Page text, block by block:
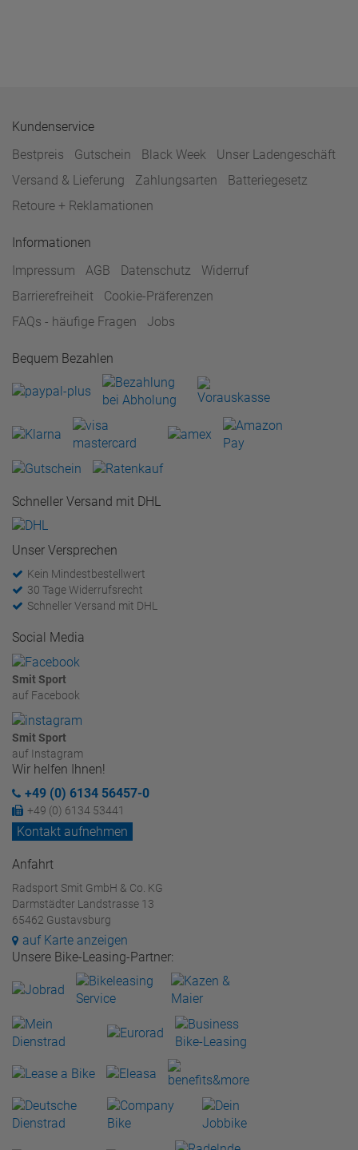
Kundenservice
Bestpreis
Gutschein Black Week
Unser Ladengeschäft
Versand & Lieferung
Zahlungsarten
Batteriegesetz
Retoure + Reklamationen
Informationen
Impressum
AGB Datenschutz
Widerruf
Barrierefreiheit
Cookie-Präferenzen
FAQs - häufige Fragen
Jobs
Bequem Bezahlen
Schneller Versand mit DHL
Unser Versprechen
Kein Mindestbestellwert
30 Tage Widerrufsrecht
Schneller Versand mit DHL
Social Media
Smit Sport
auf Facebook
Smit Sport
auf Instagram
Wir helfen Ihnen!
+49 (0) 6134 56457-0
+49 (0) 6134 53441
Kontakt aufnehmen
Anfahrt
Radsport Smit GmbH & Co. KG
Darmstädter Landstrasse 13
65462 Gustavsburg
auf Karte anzeigen
Unsere Bike-Leasing-Partner: